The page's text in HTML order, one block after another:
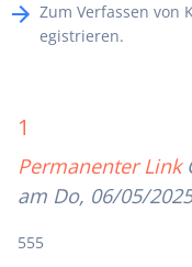
Zum Verfassen von
egistrieren.
1
Permanenter Link
am Do, 06/05/
555